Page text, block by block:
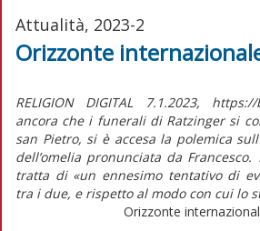
Attualità, 2023-2
Orizzonte
RELIGION DIGITAL 7.1.2023,
ancora che i funerali di Ratzinger si
san Pietro, si è accesa la polemica
dell’omelia pronunciata da
tratta di «un ennesimo tentativo di
tra i due, e rispetto al modo con cui lo
Orizzonte